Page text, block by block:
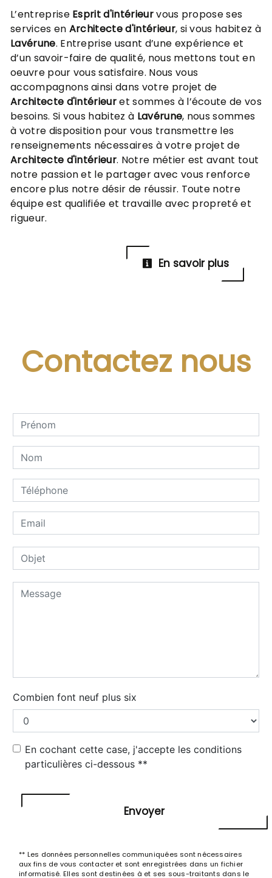
L’entreprise Esprit d'intérieurvous propose ses
services en Architecte d'intérieur, si vous habitez à
Lavérune. Entreprise usant d’une expérience et
d’un savoir-faire de qualité, nous mettons tout en
oeuvre pour vous satisfaire. Nous vous
accompagnons ainsi dans votre projet de
Architecte d'intérieuret sommes à l’écoute de vos
besoins. Si vous habitez à Lavérune, nous sommes
à votre disposition pour vous transmettre les
renseignements nécessaires à votre projet de
Architecte d'intérieur. Notre métier est avant tout
notre passion et le partager avec vous renforce
encore plus notre désir de réussir. Toute notre
équipe est qualifiée et travaille avec propreté et
rigueur.
En savoir plus
Contactez nous
Combien font neuf plus six
En cochant cette case, j'accepte les conditions
particulières ci-dessous **
Envoyer
** Les données personnelles communiquées sont nécessaires
aux fins de vous contacter et sont enregistrées dans un fichier
informatisé. Elles sont destinées à et ses sous-traitants dans le